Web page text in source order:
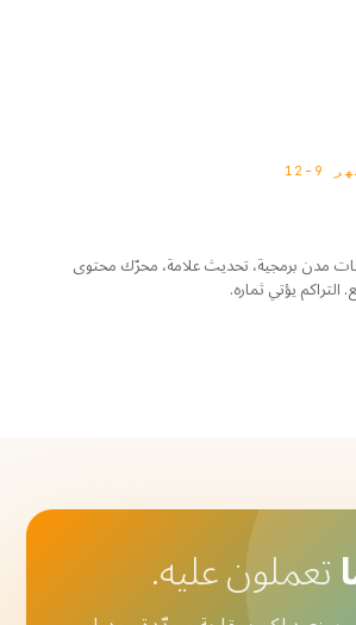
9–12
مدن برمجية، تحديث علامة، محرّك محتوى
يؤتي ثماره.
تعملون عليه.